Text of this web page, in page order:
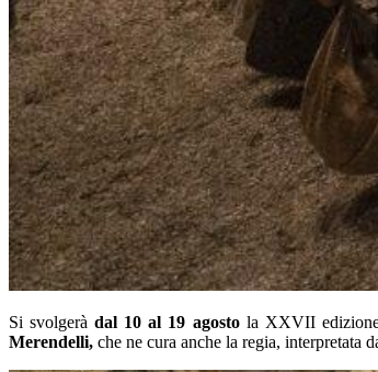
Si svolgeràdal 10 al 19 agosto la XXVII
Merendelli, che ne cura anche la regia, interpretata